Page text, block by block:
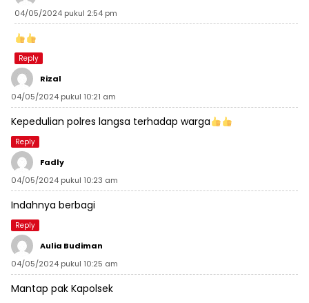
04/05/2024 pukul 2:54 pm
Reply
Rizal
04/05/2024 pukul 10:21 am
Kepedulian polres langsa terhadap warga
Reply
Fadly
04/05/2024 pukul 10:23 am
Indahnya berbagi
Reply
Aulia Budiman
04/05/2024 pukul 10:25 am
Mantap pak Kapolsek